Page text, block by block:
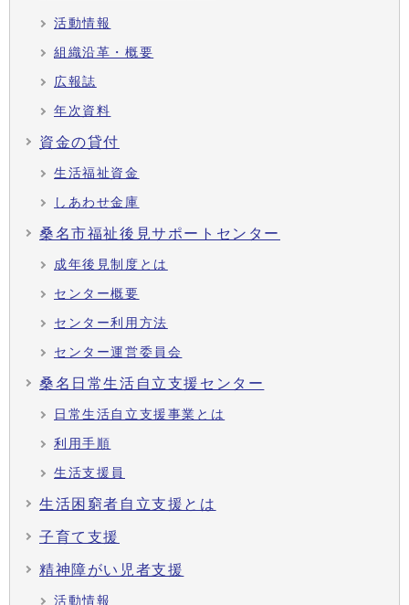
活動情報
組織沿革・概要
広報誌
年次資料
資金の貸付
生活福祉資金
しあわせ金庫
桑名市福祉後見サポートセンター
成年後見制度とは
センター概要
センター利用方法
センター運営委員会
桑名日常生活自立支援センター
日常生活自立支援事業とは
利用手順
生活支援員
生活困窮者自立支援とは
子育て支援
精神障がい児者支援
活動情報